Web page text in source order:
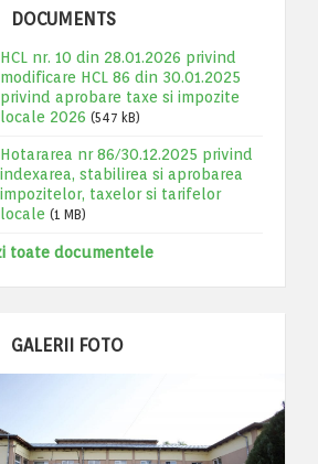
DOCUMENTS
HCL nr. 10 din 28.01.2026 privind
modificare HCL 86 din 30.01.2025
privind aprobare taxe si impozite
locale 2026 (547 kB)
Hotararea nr 86/30.12.2025 privind
indexarea, stabilirea si aprobarea
impozitelor, taxelor si tarifelor
locale (1 MB)
toate documentele
GALERII FOTO